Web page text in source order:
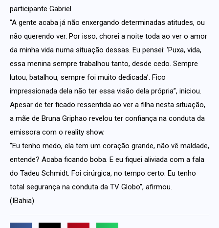
participante Gabriel.
“A gente acaba já não enxergando determinadas atitudes, ou
não querendo ver. Por isso, chorei a noite toda ao ver o amor
da minha vida numa situação dessas. Eu pensei: ‘Puxa, vida,
essa menina sempre trabalhou tanto, desde cedo. Sempre
lutou, batalhou, sempre foi muito dedicada’. Fico
impressionada dela não ter essa visão dela própria”, iniciou.
Apesar de ter ficado ressentida ao ver a filha nesta situação,
a mãe de Bruna Griphao revelou ter confiança na conduta da
emissora com o reality show.
“Eu tenho medo, ela tem um coração grande, não vê maldade,
entende? Acaba ficando boba. E eu fiquei aliviada com a fala
do Tadeu Schmidt. Foi cirúrgica, no tempo certo. Eu tenho
total segurança na conduta da TV Globo”, afirmou.
(IBahia)